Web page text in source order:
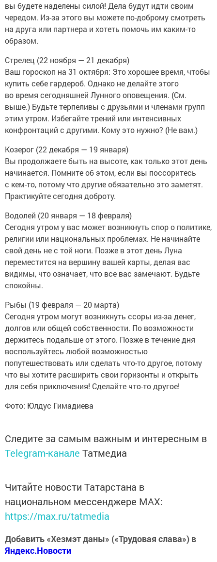
вы будете наделены силой! Дела будут идти своим
чередом. Из-за этого вы можете по-доброму смотреть
на друга или партнера и хотеть помочь им каким-то
образом.
Стрелец (22 ноября — 21 декабря)
Ваш гороскоп на 31 октября: Это хорошее время, чтобы
купить себе гардероб. Однако не делайте этого
во время сегодняшней Лунного оповещения. (См.
выше.) Будьте терпеливы с друзьями и членами групп
этим утром. Избегайте трений или интенсивных
конфронтаций с другими. Кому это нужно? (Не вам.)
Козерог (22 декабря — 19 января)
Вы продолжаете быть на высоте, как только этот день
начинается. Помните об этом, если вы поссоритесь
с кем-то, потому что другие обязательно это заметят.
Практикуйте сегодня доброту.
Водолей (20 января — 18 февраля)
Сегодня утром у вас может возникнуть спор о политике,
религии или национальных проблемах. Не начинайте
свой день не с той ноги. Позже в этот день Луна
переместится на вершину вашей карты, делая вас
видимы, что означает, что все вас замечают. Будьте
спокойны.
Рыбы (19 февраля — 20 марта)
Сегодня утром могут возникнуть ссоры из-за денег,
долгов или общей собственности. По возможности
держитесь подальше от этого. Позже в течение дня
воспользуйтесь любой возможностью
попутешествовать или сделать что-то другое, потому
что вы хотите расширить свои горизонты и открыть
для себя приключения! Сделайте что-то другое!
Фото: Юлдус Гимадиева
Следите за самым важным и интересным в
Telegram-канале Татмедиа
Читайте новости Татарстана в
национальном мессенджере MАХ:
https://max.ru/tatmedia
Добавить «Хезмэт даны» («Трудовая слава») в
Яндекс.Новости